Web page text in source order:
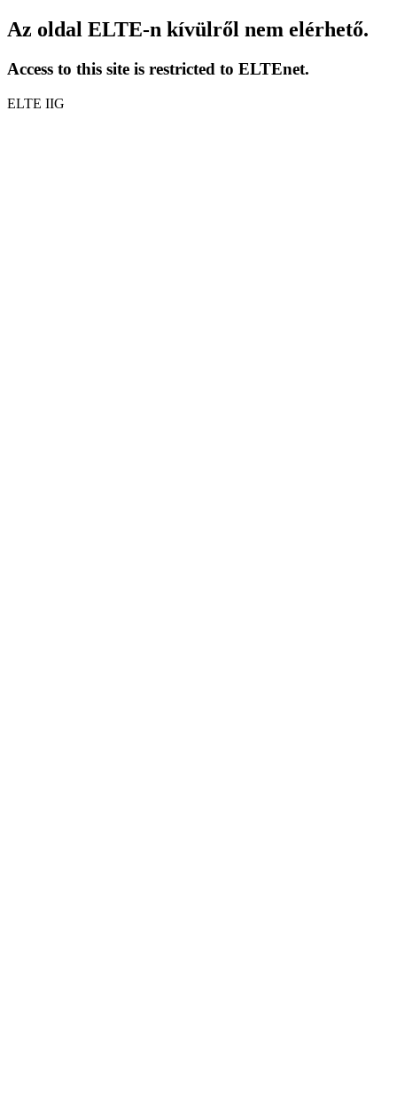
Az oldal ELTE-n kívülről nem elérhető.
Access to this site is restricted to ELTEnet.
ELTE IIG